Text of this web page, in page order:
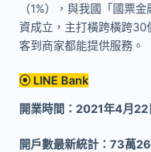
（1%），與我國「國票
資成立，主打橫跨橫跨
客到商家都能提供服務。
⦿ LINE Bank
開業時間：2021年4月22
開戶數最新統計：73萬